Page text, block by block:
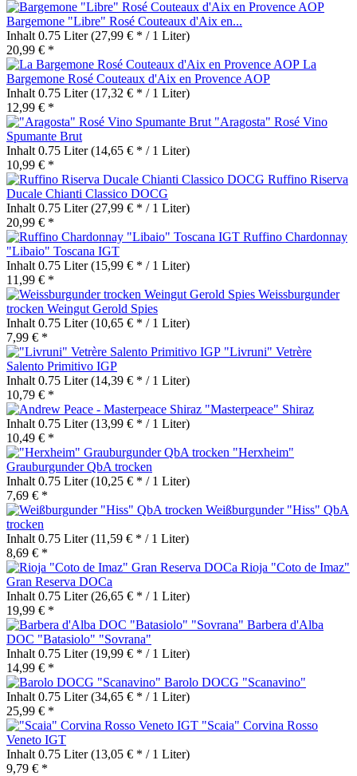
Bargemone "Libre" Rosé Couteaux d'Aix en...
Inhalt 0.75 Liter(27,99 € * / 1 Liter)
20,99 € *
La
Bargemone Rosé Couteaux d'Aix en Provence AOP
Inhalt 0.75 Liter(17,32 € * / 1 Liter)
12,99 € *
"Aragosta" Rosé Vino
Spumante Brut
Inhalt 0.75 Liter(14,65 € * / 1 Liter)
10,99 € *
Ruffino Riserva
Ducale Chianti Classico DOCG
Inhalt 0.75 Liter(27,99 € * / 1 Liter)
20,99 € *
Ruffino Chardonnay
"Libaio" Toscana IGT
Inhalt 0.75 Liter(15,99 € * / 1 Liter)
11,99 € *
Weissburgunder
trocken Weingut Gerold Spies
Inhalt 0.75 Liter(10,65 € * / 1 Liter)
7,99 € *
"Livruni" Vetrère
Salento Primitivo IGP
Inhalt 0.75 Liter(14,39 € * / 1 Liter)
10,79 € *
"Masterpeace" Shiraz
Inhalt 0.75 Liter(13,99 € * / 1 Liter)
10,49 € *
"Herxheim"
Grauburgunder QbA trocken
Inhalt 0.75 Liter(10,25 € * / 1 Liter)
7,69 € *
Weißburgunder "Hiss" QbA
trocken
Inhalt 0.75 Liter(11,59 € * / 1 Liter)
8,69 € *
Rioja "Coto de Imaz"
Gran Reserva DOCa
Inhalt 0.75 Liter(26,65 € * / 1 Liter)
19,99 € *
Barbera d'Alba
DOC "Batasiolo" "Sovrana"
Inhalt 0.75 Liter(19,99 € * / 1 Liter)
14,99 € *
Barolo DOCG "Scanavino"
Inhalt 0.75 Liter(34,65 € * / 1 Liter)
25,99 € *
"Scaia" Corvina Rosso
Veneto IGT
Inhalt 0.75 Liter(13,05 € * / 1 Liter)
9,79 € *